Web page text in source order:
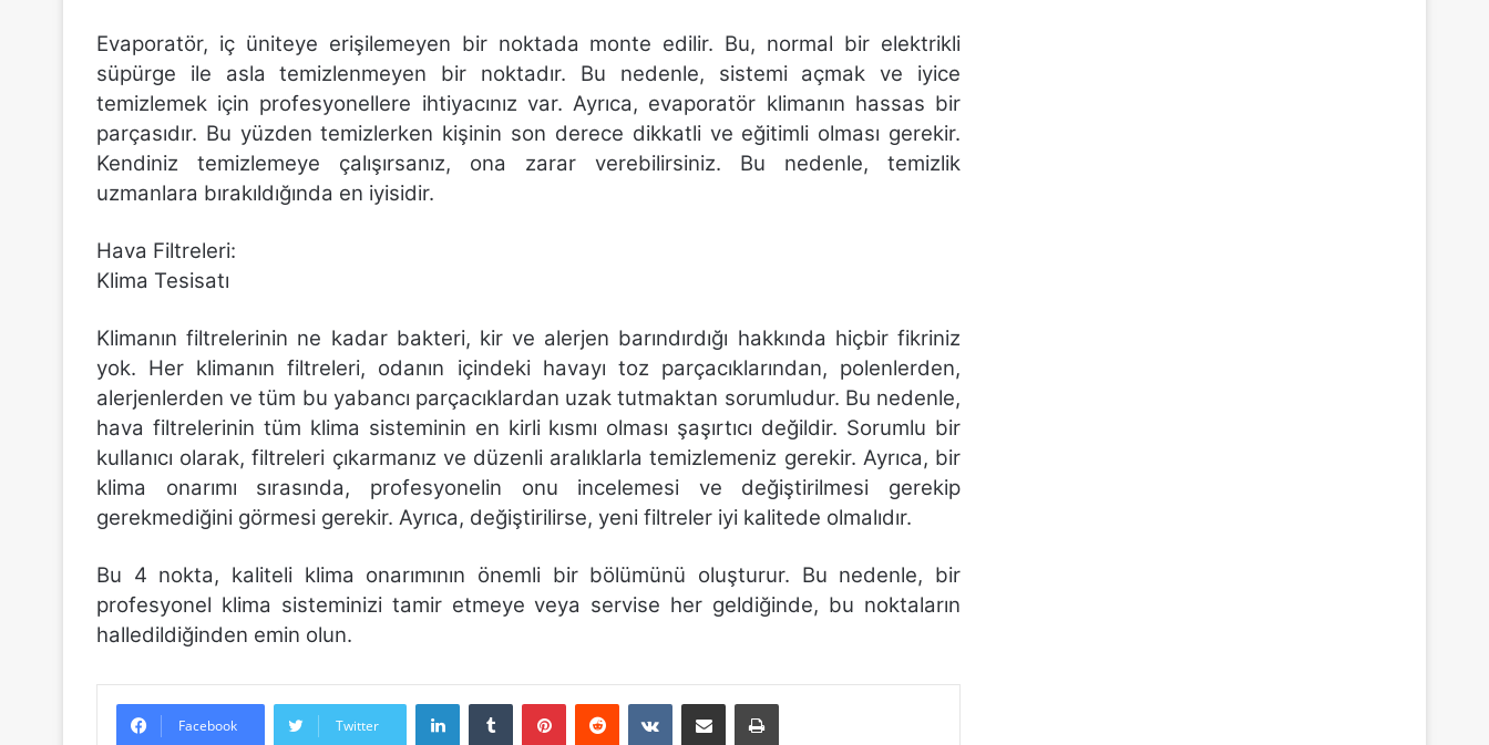
Evaporatör, iç üniteye erişilemeyen bir noktada monte edilir. Bu, normal bir elektrikli
süpürge ile asla temizlenmeyen bir noktadır. Bu nedenle, sistemi açmak ve iyice
temizlemek için profesyonellere ihtiyacınız var. Ayrıca, evaporatör klimanın hassas bir
parçasıdır. Bu yüzden temizlerken kişinin son derece dikkatli ve eğitimli olması gerekir.
Kendiniz temizlemeye çalışırsanız, ona zarar verebilirsiniz. Bu nedenle, temizlik
uzmanlara bırakıldığında en iyisidir.
Hava Filtreleri:
Klima Tesisatı
Klimanın filtrelerinin ne kadar bakteri, kir ve alerjen barındırdığı hakkında hiçbir fikriniz
yok. Her klimanın filtreleri, odanın içindeki havayı toz parçacıklarından, polenlerden,
alerjenlerden ve tüm bu yabancı parçacıklardan uzak tutmaktan sorumludur. Bu nedenle,
hava filtrelerinin tüm klima sisteminin en kirli kısmı olması şaşırtıcı değildir. Sorumlu bir
kullanıcı olarak, filtreleri çıkarmanız ve düzenli aralıklarla temizlemeniz gerekir. Ayrıca, bir
klima onarımı sırasında, profesyonelin onu incelemesi ve değiştirilmesi gerekip
gerekmediğini görmesi gerekir. Ayrıca, değiştirilirse, yeni filtreler iyi kalitede olmalıdır.
Bu 4 nokta, kaliteli klima onarımının önemli bir bölümünü oluşturur. Bu nedenle, bir
profesyonel klima sisteminizi tamir etmeye veya servise her geldiğinde, bu noktaların
halledildiğinden emin olun.
Facebook Twitter
LinkedInTumblr PinterestReddit VKontakteE-Posta ile paylaş Yazdır